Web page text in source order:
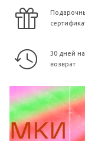
30 дней
возврат